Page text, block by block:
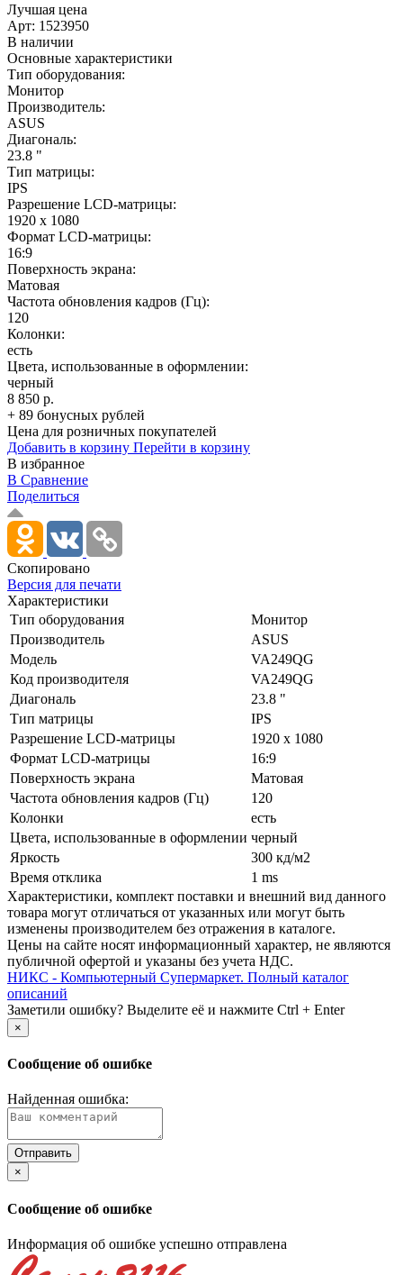
Лучшая цена
Арт: 1523950
В наличии
Основные характеристики
Тип оборудования:
Монитор
Производитель:
ASUS
Диагональ:
23.8 "
Тип матрицы:
IPS
Разрешение LCD-матрицы:
1920 x 1080
Формат LCD-матрицы:
16:9
Поверхность экрана:
Матовая
Частота обновления кадров (Гц):
120
Колонки:
есть
Цвета, использованные в оформлении:
черный
8 850 р.
+ 89 бонусных рублей
Цена для розничных покупателей
Добавить в корзину Перейти в корзину
В избранное
В Сравнение
Поделиться
Скопировано
Версия для печати
Характеристики
Тип оборудования
Монитор
Производитель
ASUS
Модель
VA249QG
Код производителя
VA249QG
Диагональ
23.8 "
Тип матрицы
IPS
Разрешение LCD-матрицы
1920 x 1080
Формат LCD-матрицы
16:9
Поверхность экрана
Матовая
Частота обновления кадров (Гц)
120
Колонки
есть
Цвета, использованные в оформлении черный
Яркость
300 кд/­м2
Время отклика
1 ms
Xарактеристики, комплект поставки и внешний вид данного
товара могут отличаться от указанных или могут быть
изменены производителем без отражения в каталоге.
Цены на сайте носят информационный характер, не являются
публичной офертой и указаны без учета НДС.
НИКС - Компьютерный Cупермаркет. Полный каталог
описаний
Заметили ошибку? Выделите её и нажмите Ctrl + Enter
×
Сообщение об ошибке
Найденная ошибка:
×
Сообщение об ошибке
Информация об ошибке успешно отправлена